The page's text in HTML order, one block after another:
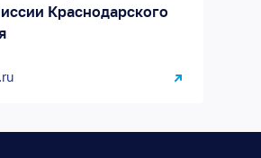
Краснодарского